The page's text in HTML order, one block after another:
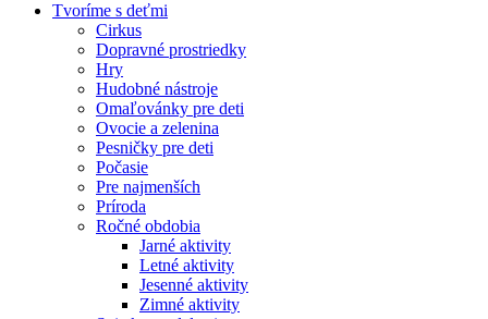
Tvoríme s deťmi
Cirkus
Dopravné prostriedky
Hry
Hudobné nástroje
Omaľovánky pre deti
Ovocie a zelenina
Pesničky pre deti
Počasie
Pre najmenších
Príroda
Ročné obdobia
Jarné aktivity
Letné aktivity
Jesenné aktivity
Zimné aktivity